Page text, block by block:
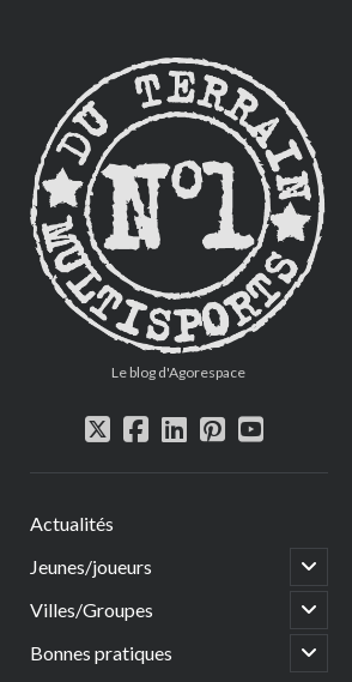
CITYSTADE
Le blog d'Agorespace
twitter
facebook
linkedin
pinterest
youtube
Actualités
Jeunes/joueurs
open
child
menu
Villes/Groupes
open
child
menu
Bonnes pratiques
open
child